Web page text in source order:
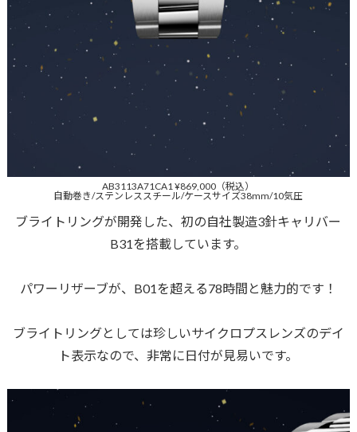
AB3113A71CA1 ¥869,000（税込）
自動巻き/ステンレススチール/ケースサイズ38mm/10気圧
ブライトリングが開発した、初の自社製造3針キャリバー
B31を搭載しています。
パワーリザーブが、B01を超える78時間と魅力的です！
ブライトリングとしては珍しいサイクロプスレンズのデイ
ト表示なので、非常に日付が見易いです。